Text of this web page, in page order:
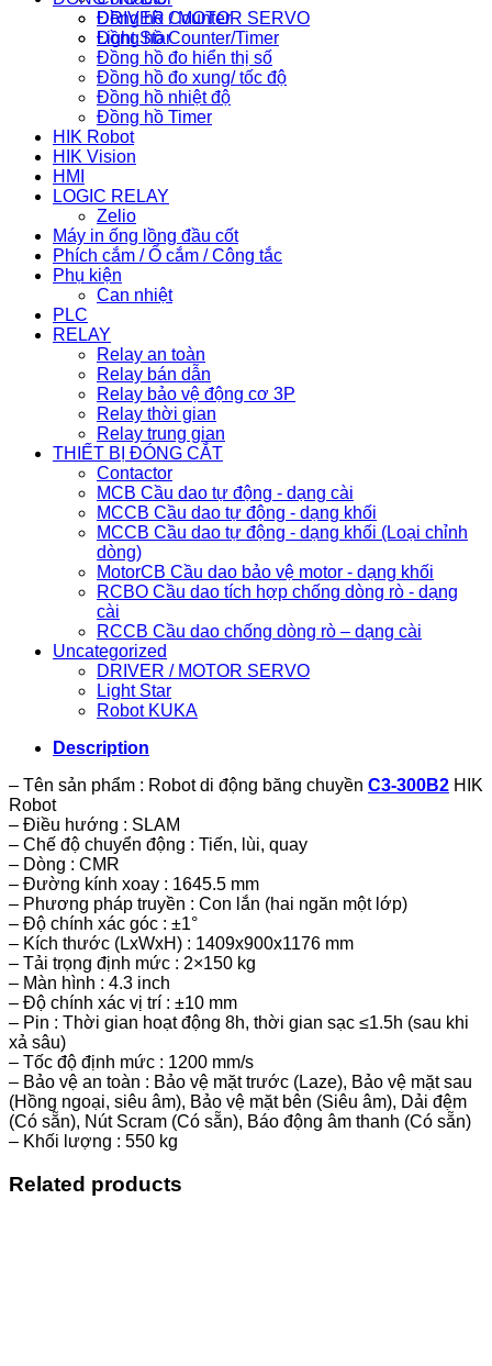
DRIVER / MOTOR SERVO
Light Star
Đồng hồ Counter
Đồng hồ Counter/Timer
Đồng hồ đo hiển thị số
Đồng hồ đo xung/ tốc độ
Đồng hồ nhiệt độ
Đồng hồ Timer
HIK Robot
HIK Vision
HMI
LOGIC RELAY
Zelio
Máy in ống lồng đầu cốt
Phích cắm / Ổ cắm / Công tắc
Phụ kiện
Can nhiệt
PLC
RELAY
Relay an toàn
Relay bán dẫn
Relay bảo vệ động cơ 3P
Relay thời gian
Relay trung gian
THIẾT BỊ ĐÓNG CẮT
Contactor
MCB Cầu dao tự động - dạng cài
MCCB Cầu dao tự động - dạng khối
MCCB Cầu dao tự động - dạng khối (Loại chỉnh
dòng)
MotorCB Cầu dao bảo vệ motor - dạng khối
RCBO Cầu dao tích hợp chống dòng rò - dạng
cài
RCCB Cầu dao chống dòng rò – dạng cài
Uncategorized
DRIVER / MOTOR SERVO
Light Star
Robot KUKA
Description
– Tên sản phẩm : Robot di động băng chuyền C3-300B2 HIK
Robot
– Điều hướng : SLAM
– Chế độ chuyển động : Tiến, lùi, quay
– Dòng : CMR
– Đường kính xoay : 1645.5 mm
– Phương pháp truyền : Con lắn (hai ngăn một lớp)
– Độ chính xác góc : ±1°
– Kích thước (LxWxH) : 1409x900x1176 mm
– Tải trọng định mức : 2×150 kg
– Màn hình : 4.3 inch
– Độ chính xác vị trí : ±10 mm
– Pin : Thời gian hoạt động 8h, thời gian sạc ≤1.5h (sau khi
xả sâu)
– Tốc độ định mức : 1200 mm/s
– Bảo vệ an toàn : Bảo vệ mặt trước (Laze), Bảo vệ mặt sau
(Hồng ngoại, siêu âm), Bảo vệ mặt bên (Siêu âm), Dải đệm
(Có sẵn), Nút Scram (Có sẵn), Báo động âm thanh (Có sẵn)
– Khối lượng : 550 kg
Related products